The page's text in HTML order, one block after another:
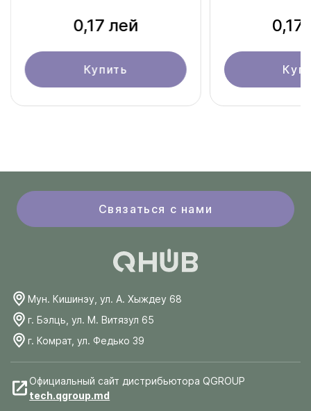
0,17 лей
Купить
0,17
Связаться с нами
Мун. Кишинэу, ул. А. Хыждеу 68
г. Бэлць, ул. М. Витязул 65
г. Комрат, ул. Федько 39
Официальный сайт дистрибьютора QGROUP
tech.qgroup.md